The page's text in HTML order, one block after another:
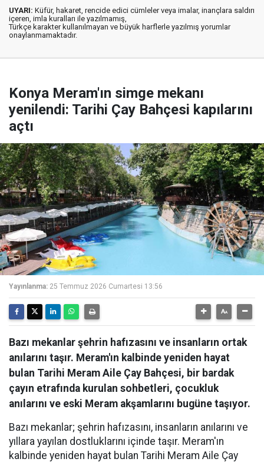
UYARI: Küfür, hakaret, rencide edici cümleler veya imalar, inançlara saldırı
içeren, imla kuralları ile yazılmamış,
Türkçe karakter kullanılmayan ve büyük harflerle yazılmış yorumlar
onaylanmamaktadır.
Konya Meram'ın simge mekanı
yenilendi: Tarihi Çay Bahçesi kapılarını
açtı
Yayınlanma: 25 Temmuz 2026 Cumartesi 13:56
Bazı mekanlar şehrin hafızasını ve insanların ortak
anılarını taşır. Meram'ın kalbinde yeniden hayat
bulan Tarihi Meram Aile Çay Bahçesi, bir bardak
çayın etrafında kurulan sohbetleri, çocukluk
anılarını ve eski Meram akşamlarını bugüne taşıyor.
Bazı mekanlar; şehrin hafızasını, insanların anılarını ve
yıllara yayılan dostluklarını içinde taşır. Meram'ın
kalbinde yeniden hayat bulan Tarihi Meram Aile Çay